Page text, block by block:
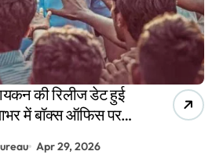
की रिलीज डेट हुई
में बॉक्स ऑफिस पर
Apr 29, 2026